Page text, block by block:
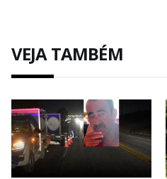
VEJA TAMBÉM